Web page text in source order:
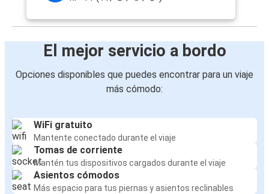
El mejor servicio a bordo
Opciones disponibles que puedes encontrar para un viaje
más cómodo:
WiFi gratuito
Mantente conectado durante el viaje
Tomas de corriente
Mantén tus dispositivos cargados durante el viaje
Asientos cómodos
Más espacio para tus piernas y asientos reclinables